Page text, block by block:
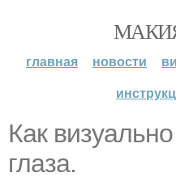
главная новости
Как
глаза.